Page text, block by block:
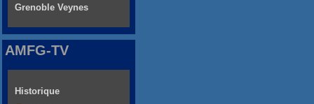
Grenoble Veynes
AMFG-TV
Historique